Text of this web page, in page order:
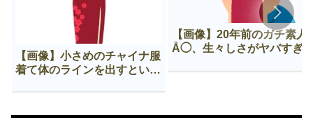
【画像】小さめのチャイナ服
着て体のラインを出すという
【画像】20年前のガチ素人
Å◯、生々しさがヤバすぎ